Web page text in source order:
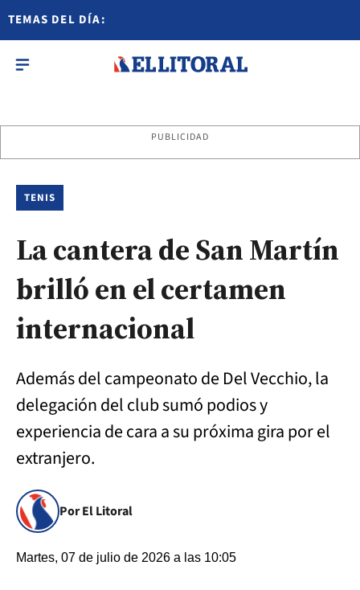
TEMAS DEL DÍA:
PUBLICIDAD
TENIS
La cantera de San Martín
brilló en el certamen
internacional
Además del campeonato de Del Vecchio, la
delegación del club sumó podios y
experiencia de cara a su próxima gira por el
extranjero.
Por El Litoral
Martes, 07 de julio de 2026 a las 10:05